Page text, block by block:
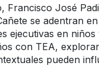
Francisco José
se adentran
ejecutivas en niños
con TEA,
pueden